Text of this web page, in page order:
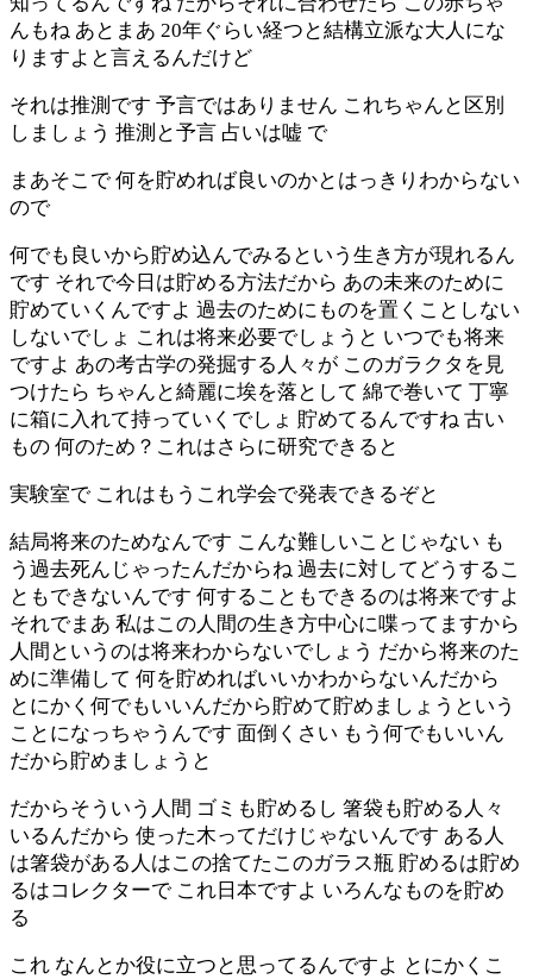
んもね あとまあ 20年ぐらい経つと結構立派な大人にな
りますよと言えるんだけど
それは推測です 予言ではありません これちゃんと区別
しましょう 推測と予言 占いは嘘 で
まあそこで 何を貯めれば良いのかとはっきりわからない
ので
何でも良いから貯め込んでみるという生き方が現れるん
です それで今日は貯める方法だから あの未来のために
貯めていくんですよ 過去のためにものを置くことしない
しないでしょ これは将来必要でしょうと いつでも将来
ですよ あの考古学の発掘する人々が このガラクタを見
つけたら ちゃんと綺麗に埃を落として 綿で巻いて 丁寧
に箱に入れて持っていくでしょ 貯めてるんですね 古い
もの 何のため？これはさらに研究できると
実験室で これはもうこれ学会で発表できるぞと
結局将来のためなんです こんな難しいことじゃない も
う過去死んじゃったんだからね 過去に対してどうするこ
ともできないんです 何することもできるのは将来ですよ
それでまあ 私はこの人間の生き方中心に喋ってますから
人間というのは将来わからないでしょう だから将来のた
めに準備して 何を貯めればいいかわからないんだから
とにかく何でもいいんだから貯めて貯めましょうという
ことになっちゃうんです 面倒くさい もう何でもいいん
だから貯めましょうと
だからそういう人間 ゴミも貯めるし 箸袋も貯める人々
いるんだから 使った木ってだけじゃないんです ある人
は箸袋がある人はこの捨てたこのガラス瓶 貯めるは貯め
るはコレクターで これ日本ですよ いろんなものを貯め
る
これ なんとか役に立つと思ってるんですよ とにかくこ